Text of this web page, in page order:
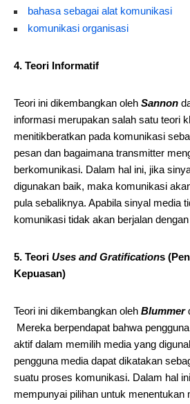
bahasa sebagai alat komunikasi
komunikasi organisasi
4. Teori Informatif
Teori ini dikembangkan oleh Sannon
informasi merupakan salah satu teori
menitikberatkan pada komunikasi
pesan dan bagaimana transmitter
berkomunikasi. Dalam hal ini, jika
digunakan baik, maka komunikasi
pula sebaliknya. Apabila sinyal media
komunikasi tidak akan berjalan
5. Teori Uses and Gratifications
Kepuasan)
Teori ini dikembangkan oleh Blummer
Mereka berpendapat bahwa
aktif dalam memilih media yang
pengguna media dapat dikatakan
suatu proses komunikasi. Dalam hal
mempunyai pilihan untuk menentukan